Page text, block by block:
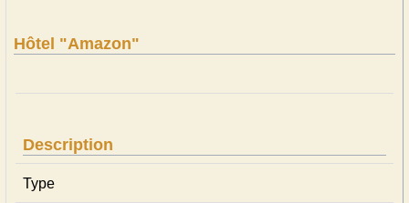
Hôtel "Amazon"
Description
Type